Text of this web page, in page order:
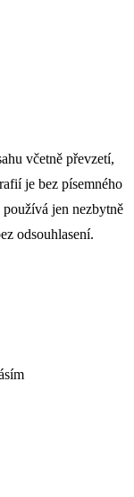
včetně převzetí,
je bez písemného
používá jen nezbytně
odsouhlasení.